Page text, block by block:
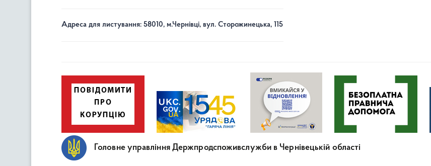
Адреса для листування: 58010, м.Чернівці, вул. Сторожинецька, 115
Головне управління Держпродспоживслужби в Чернівецькій області